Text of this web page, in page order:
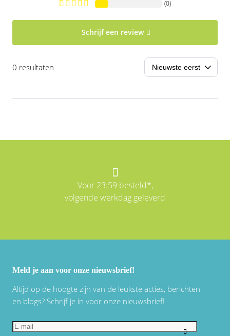
(0)
Schrijf een review
0 resultaten
Voor 23:59 besteld*,
volgende werkdag geleverd
Meld je aan voor onze nieuwsbrief!
Altijd op de hoogte zijn van de leukste acties, berichten
en blogs? Schrijf je in voor onze nieuwsbrief!